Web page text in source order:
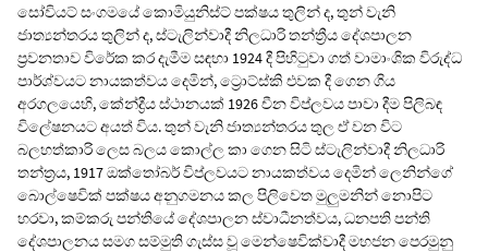
සෝවියට් සංගමයේ කොමියුනිස්ට් පක්ෂය තුලින් ද, තුන් වැනි
ජාත්‍යන්තරය තුලින් ද, ස්ටැලින්වාදී නිලධාරි තන්ත්‍රීය දේශපාලන
ප්‍රවනතාව විරේක කර දැමීම සඳහා 1924 දී පිහිටුවා ගත් වාමාංශික විරුද්ධ
පාර්ශ්වයට නායකත්වය දෙමින්, ට්‍රොට්ස්කි එවක දී ගෙන ගිය
අරගලයෙහි, කේන්ද්‍රීය ස්ථානයක් 1926 චීන විප්ලවය පාවා දීම පිලිබඳ
විලේෂනයට අයත් විය. තුන් වැනි ජාත්‍යන්තරය තුල ඒ වන විට
බලහත්කාරි ලෙස බලය කොල්ල කා ගෙන සිටි ස්ටැලින්වාදී නිලධාරි
තන්ත්‍රය, 1917 ඔක්තෝබර් විප්ලවයට නායකත්වය දෙමින් ලෙනින්ගේ
බොල්ෂෙවික් පක්ෂය අනුගමනය කල පිලිවෙත මුලුමනින් නොපිට
හරවා, කම්කරු පන්තියේ දේශපාලන ස්වාධීනත්වය, ධනපති පන්ති
දේශපාලනය සමග සම්මුති ගැස්ස වූ මෙන්ෂෙවික්වාදී මහජන පෙරමුනු